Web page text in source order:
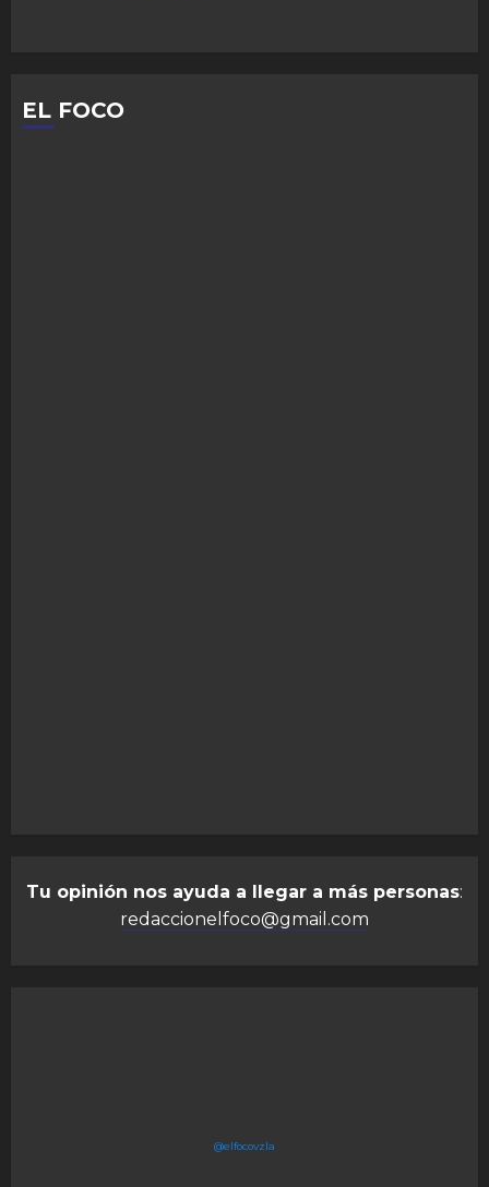
EL FOCO
Tu opinión nos ayuda a llegar a más personas:
redaccionelfoco@gmail.com
@elfocovzla